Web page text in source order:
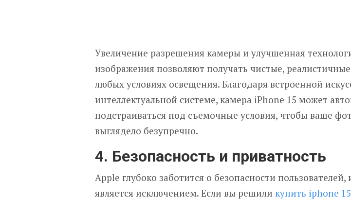
Увеличение разрешения камеры и улучшенная
изображения позволяют получать чистые,
любых условиях освещения. Благодаря встроенной
интеллектуальной системе, камера iPhone 15 может
подстраиваться под съемочные условия, чтобы ваше
выглядело безупречно.
4. Безопасность и приватность
Apple глубоко заботится о безопасности пользователей,
является исключением. Если вы решили купить iphone